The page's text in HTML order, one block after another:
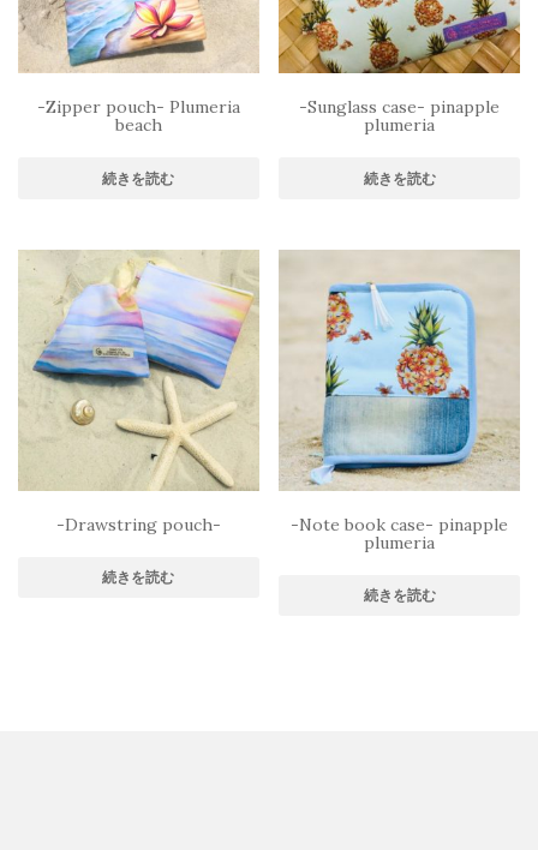
-Zipper pouch- Plumeria
beach
続きを読む
-Sunglass case- pinapple
plumeria
続きを読む
-Drawstring pouch-
続きを読む
-Note book case- pinapple
plumeria
続きを読む